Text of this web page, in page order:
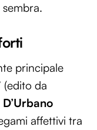
principale
(edito da
affettivi tra